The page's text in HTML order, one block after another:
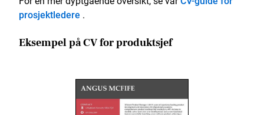
prosjektledere .
Eksempel på CV for produktsjef